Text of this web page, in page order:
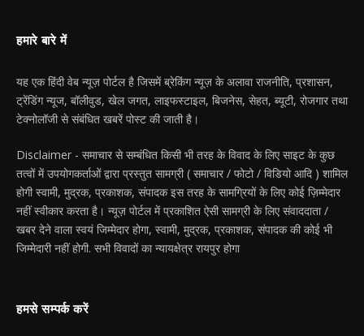
हमारे बारे में
यह एक हिंदी वेब न्यूज़ पोर्टल है जिसमें ब्रेकिंग न्यूज़ के अलावा राजनीति, प्रशासन,
ट्रेंडिंग न्यूज, बॉलीवुड, खेल जगत, लाइफस्टाइल, बिजनेस, सेहत, ब्यूटी, रोजगार तथा
टेक्नोलॉजी से संबंधित खबरें पोस्ट की जाती है।
Disclaimer - समाचार से सम्बंधित किसी भी तरह के विवाद के लिए साइट के कुछ
तत्वों में उपयोगकर्ताओं द्वारा प्रस्तुत सामग्री ( समाचार / फोटो / विडियो आदि ) शामिल
होगी स्वामी, मुद्रक, प्रकाशक, संपादक इस तरह के सामग्रियों के लिए कोई ज़िम्मेदार
नहीं स्वीकार करता है। न्यूज़ पोर्टल में प्रकाशित ऐसी सामग्री के लिए संवाददाता /
खबर देने वाला स्वयं जिम्मेदार होगा, स्वामी, मुद्रक, प्रकाशक, संपादक की कोई भी
जिम्मेदारी नहीं होगी. सभी विवादों का न्यायक्षेत्र रायपुर होगा
हमसे सम्पर्क करें